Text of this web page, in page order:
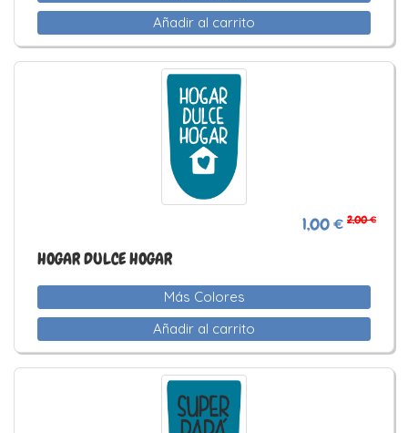
Añadir al carrito
1,00 € 2,00 €
HOGAR DULCE HOGAR
Más Colores
Añadir al carrito